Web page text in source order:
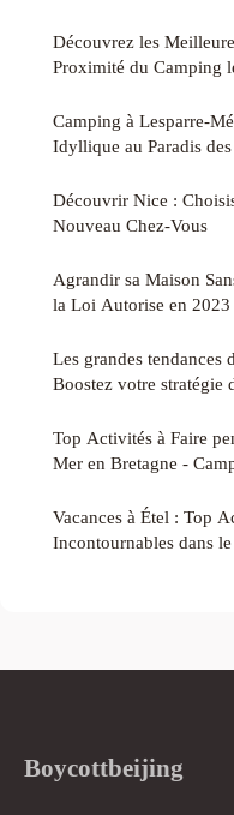
Découvrez les
Proximité du Camping
Camping à Lesparre-
Idyllique au Paradis
Découvrir Nice :
Nouveau Chez-Vous
Agrandir sa Maison
la Loi Autorise en 2023
Les grandes tendances
Boostez votre stratégie
Top Activités à Faire
Mer en Bretagne -
Vacances à Étel : Top
Incontournables dans
Boycottbeijing